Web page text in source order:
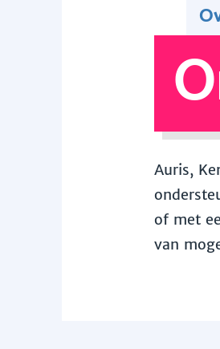
Auris,
of met
van